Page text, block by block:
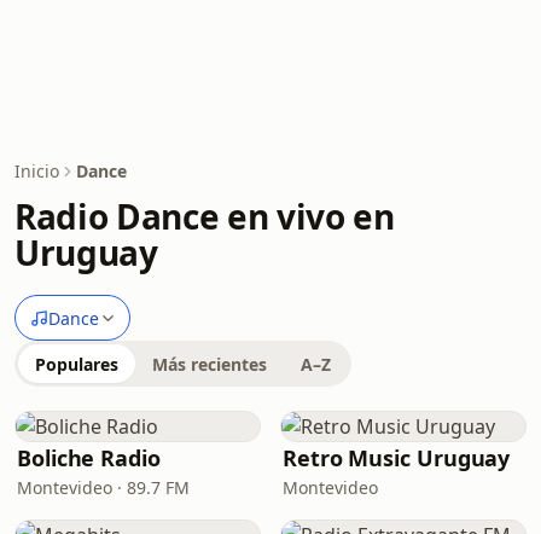
Inicio Dance
Radio Dance en vivo en
Uruguay
Dance
Populares Más recientes A–Z
Boliche Radio
Montevideo · 89.7 FM
Retro Music Uruguay
Montevideo